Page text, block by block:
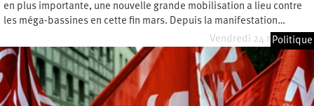
en plus importante, une nouvelle grande mobilisation a lieu contre
les méga-bassines en cette fin mars. Depuis la manifestation…
Vendredi 24 mars 2023
Politique